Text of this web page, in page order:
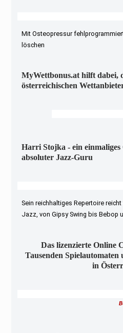
Mit Osteopressur
löschen
MyWettbonus.at hilft dabei,
österreichischen
Harri Stojka - ein
absoluter Jazz-Guru
Sein reichhaltiges Repertoire
Jazz, von Gipsy Swing bis Bebop
Das lizenzierte Online
Tausenden
in